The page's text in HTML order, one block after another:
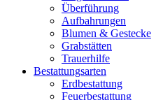
Überführung
Aufbahrungen
Blumen & Gestecke
Grabstätten
Trauerhilfe
Bestattungsarten
Erdbestattung
Feuerbestattung